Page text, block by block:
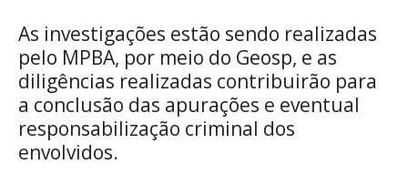
As investigações estão sendo realizadas
pelo MPBA, por meio do Geosp, e as
diligências realizadas contribuirão para
a conclusão das apurações e eventual
responsabilização criminal dos
envolvidos.